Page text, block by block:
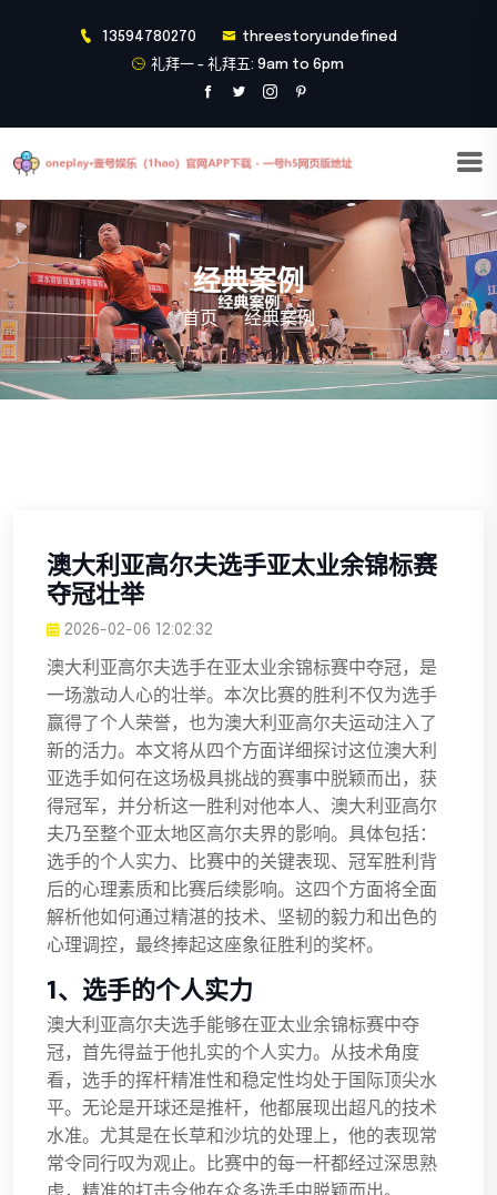
13594780270
threestoryundefined
礼拜一 - 礼拜五: 9am to 6pm
经典案例
首页 经典案例
澳大利亚高尔夫选手亚太业余锦标赛
夺冠壮举
2026-02-06 12:02:32
澳大利亚高尔夫选手在亚太业余锦标赛中夺冠，是
一场激动人心的壮举。本次比赛的胜利不仅为选手
赢得了个人荣誉，也为澳大利亚高尔夫运动注入了
新的活力。本文将从四个方面详细探讨这位澳大利
亚选手如何在这场极具挑战的赛事中脱颖而出，获
得冠军，并分析这一胜利对他本人、澳大利亚高尔
夫乃至整个亚太地区高尔夫界的影响。具体包括：
选手的个人实力、比赛中的关键表现、冠军胜利背
后的心理素质和比赛后续影响。这四个方面将全面
解析他如何通过精湛的技术、坚韧的毅力和出色的
心理调控，最终捧起这座象征胜利的奖杯。
1、选手的个人实力
澳大利亚高尔夫选手能够在亚太业余锦标赛中夺
冠，首先得益于他扎实的个人实力。从技术角度
看，选手的挥杆精准性和稳定性均处于国际顶尖水
平。无论是开球还是推杆，他都展现出超凡的技术
水准。尤其是在长草和沙坑的处理上，他的表现常
常令同行叹为观止。比赛中的每一杆都经过深思熟